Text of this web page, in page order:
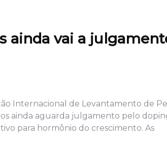
ainda vai a
Internacional de Levantamento de
ainda aguarda julgamento pelo
para hormônio do crescimento. As